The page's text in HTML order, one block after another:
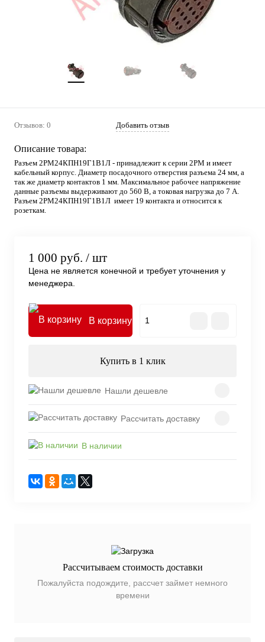
Отзывов: 0 Добавить отзыв
Описание товара:
Разъем 2РМ24КПН19Г1В1Л - принадлежит к серии 2РМ и имеет
кабельный корпус. Диаметр посадочного отверстия разъема 24 мм, а
так же диаметр контактов 1 мм. Максимальное рабочее напряжение
данные разъемы выдерживают до 560 В, а токовая нагрузка до 7 А.
Разъем 2РМ24КПН19Г1В1Л имеет 19 контакта и относится к
розеткам.
1 000 руб. / шт
Цена не является конечной и требует уточнения у
менеджера.
В корзину
Купить в 1 клик
Нашли дешевле
Рассчитать доставку
В наличии
Рассчитываем стоимость доставки
Пожалуйста подождите, рассчет займет немного
времени